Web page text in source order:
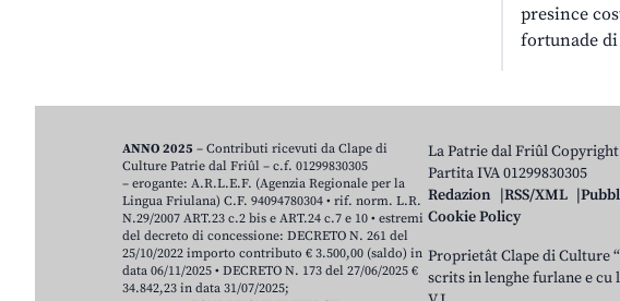
presince
fortunade
La Patrie dal Friûl
Partita IVA 01299830305
Redazion
RSS/XML
Cookie Policy
Proprietât Clape di Culture
scrits in lenghe furlane e cu
ANNO 2025 – Contributi ricevuti da Clape di
Culture Patrie dal Friûl – c.f. 01299830305
– erogante: A.R.L.E.F. (Agenzia Regionale per la
Lingua Friulana) C.F. 94094780304 • rif. norm. L.R.
N.29/2007 ART.23 c.2 bis e ART.24 c.7 e 10 • estremi
del decreto di concessione: DECRETO N. 261 del
25/10/2022 importo contributo € 3.500,00 (saldo) in
data 06/11/2025 • DECRETO N. 173 del 27/06/2025 €
34.842,23 in data 31/07/2025;